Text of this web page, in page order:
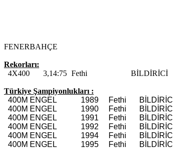
FENERBAHÇE
Rekorları:
4X400
3,14:75 Fethi BİLDİRİCİ
Türkiye Şampiyonlukları :
400M ENGEL
1989 Fethi BİLDİRİCİ
400M ENGEL
1990 Fethi BİLDİRİCİ
400M ENGEL
1991 Fethi BİLDİRİCİ
400M ENGEL
1992 Fethi BİLDİRİCİ
400M ENGEL
1994 Fethi BİLDİRİCİ
400M ENGEL
1995 Fethi BİLDİRİCİ